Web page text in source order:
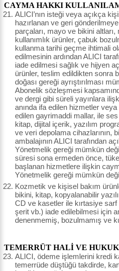
CAYMA HAKKI
ALICI’nın isteği veya açıkça
hazırlanan ve geri
parçaları, mayo ve bikini
kullanımlık ürünler, çabuk
kullanma tarihi geçme ihtimali
edilmesinin ardından ALICI
iade edilmesi sağlık ve hijyen
ürünler, teslim edildikten sonra
doğası gereği ayrıştırılması
Abonelik sözleşmesi
ve dergi gibi süreli yayınlara
anında ifa edilen hizmetler
edilen gayrimaddi mallar, ile ses
kitap, dijital içerik, yazılım
ve veri depolama cihazlarının,
ambalajının ALICI tarafından
Yönetmelik gereği mümkün
süresi sona ermeden önce,
başlanan hizmetlere ilişkin
Yönetmelik gereği mümkün
Kozmetik ve kişisel bakım
bikini, kitap, kopyalanabilir
CD ve kasetler ile kırtasiye
şerit vb.) iade edilebilmesi için
denenmemiş, bozulmamış ve
TEMERRÜT HALİ VE
ALICI, ödeme işlemlerini kredi
temerrüde düştüğü takdirde,